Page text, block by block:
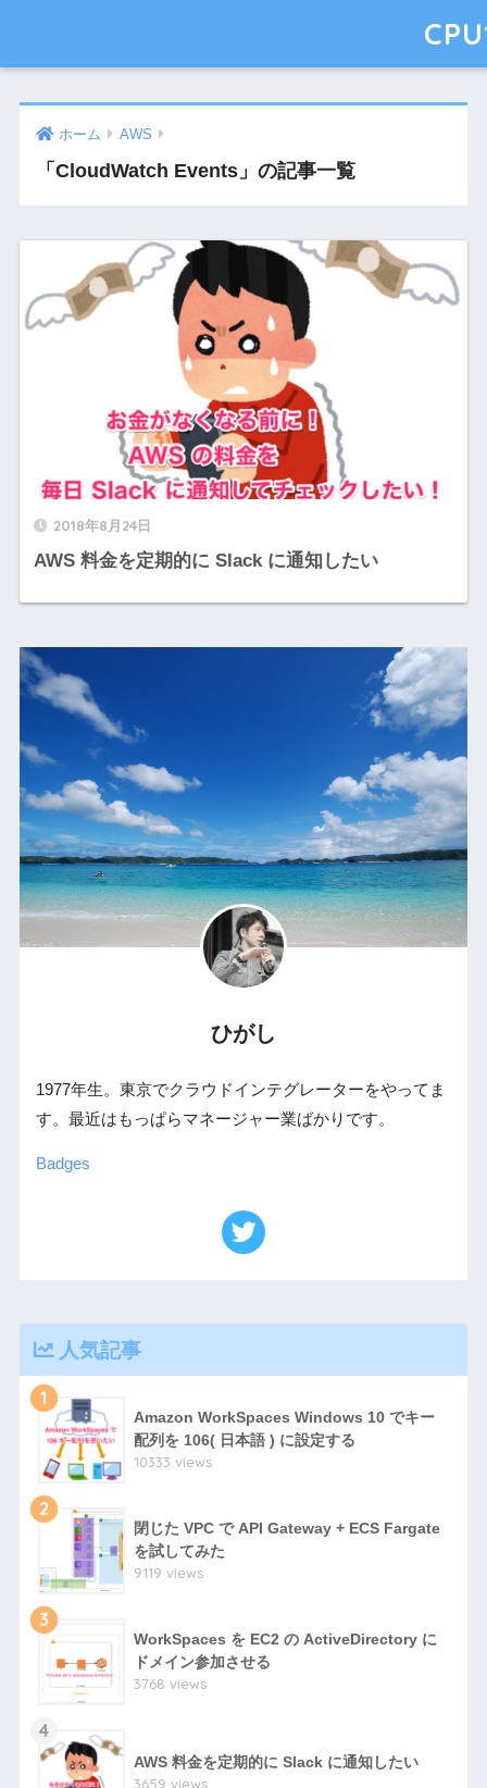
ホーム AWS
「CloudWatch Events」の記事一覧
2018年8月24日
AWS 料金を定期的に Slack に通知したい
ひがし
1977年生。東京でクラウドインテグレーターをやってま
す。最近はもっぱらマネージャー業ばかりです。
Badges
人気記事
1
Amazon WorkSpaces Windows 10 でキー
配列を 106( 日本語 ) に設定する
10333 views
2
閉じた VPC で API Gateway + ECS Fargate
を試してみた
9119 views
3
WorkSpaces を EC2 の ActiveDirectory に
ドメイン参加させる
3768 views
4
AWS 料金を定期的に Slack に通知したい
3659 views